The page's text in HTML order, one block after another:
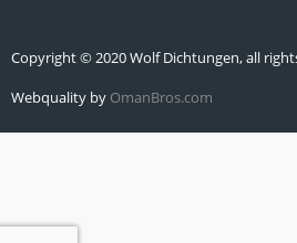
Copyright © 2020 Wolf Dichtungen, all
Webquality by OmanBros.com